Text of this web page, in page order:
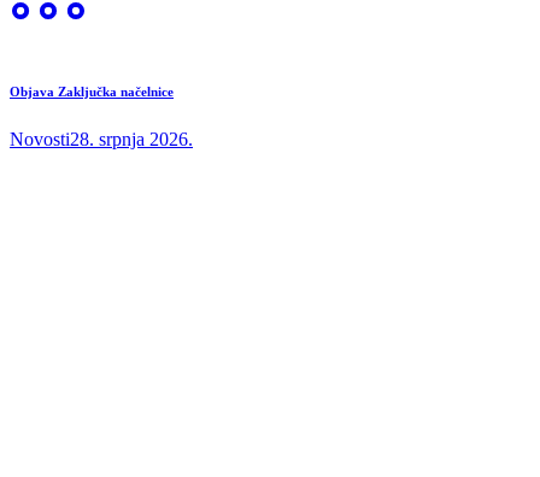
Objava Zaključka načelnice
Novosti28. srpnja 2026.